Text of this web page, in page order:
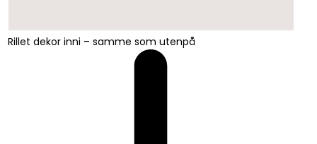
Rillet dekor inni – samme som utenpå